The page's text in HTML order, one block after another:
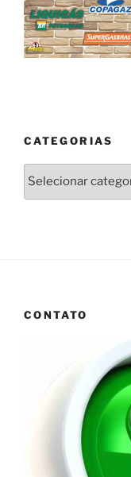
CATEGORIAS
Categorias
CONTATO